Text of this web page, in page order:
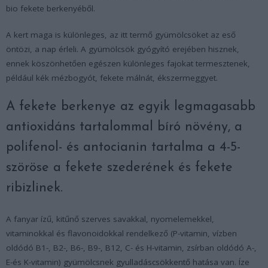
bio fekete berkenyéből.
A kert maga is különleges, az itt termő gyümölcsöket az eső
öntözi, a nap érleli. A gyümölcsök gyógyító erejében hisznek,
ennek köszönhetően egészen különleges fajokat termesztenek,
például kék mézbogyót, fekete málnát, ékszermeggyet.
A fekete berkenye az egyik legmagasabb
antioxidáns tartalommal bíró növény, a
polifenol- és antocianin tartalma a 4-5-
szöröse a fekete szederének és fekete
ribizlinek.
A fanyar ízű, kitűnő szerves savakkal, nyomelemekkel,
vitaminokkal és flavonoidokkal rendelkező (P-vitamin, vízben
oldódó B1-, B2-, B6-, B9-, B12, C- és H-vitamin, zsírban oldódó A-,
E-és K-vitamin) gyümölcsnek gyulladáscsökkentő hatása van. Íze